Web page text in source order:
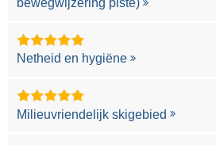
bewegwijzering piste)
Netheid en hygiëne
Milieuvriendelijk skigebied